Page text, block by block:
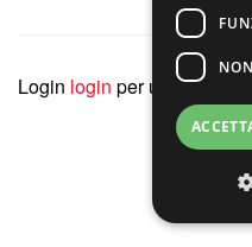
Login login per unirti alla